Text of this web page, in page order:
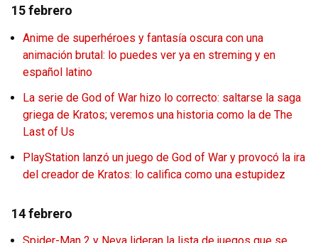
15 febrero
Anime de superhéroes y fantasía oscura con una
animación brutal: lo puedes ver ya en streming y en
español latino
La serie de God of War hizo lo correcto: saltarse la saga
griega de Kratos; veremos una historia como la de The
Last of Us
PlayStation lanzó un juego de God of War y provocó la ira
del creador de Kratos: lo califica como una estupidez
14 febrero